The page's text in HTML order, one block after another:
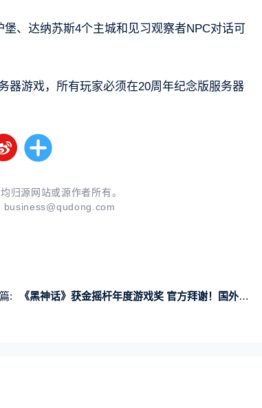
、达纳苏斯4个主城和见习观察者NPC对话可
器游戏，所有玩家必须在20周年纪念版服务器
归源网站或源作者所有。
business@qudong.com
: 《黑神话》获金摇杆年度游戏奖 官方拜谢！国外博主吐槽：未真正风靡全球